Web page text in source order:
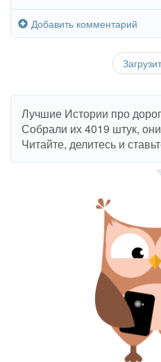
Добавить комментарий
Лучшие Истории про
Собрали их 4019 штук,
Читайте, делитесь и